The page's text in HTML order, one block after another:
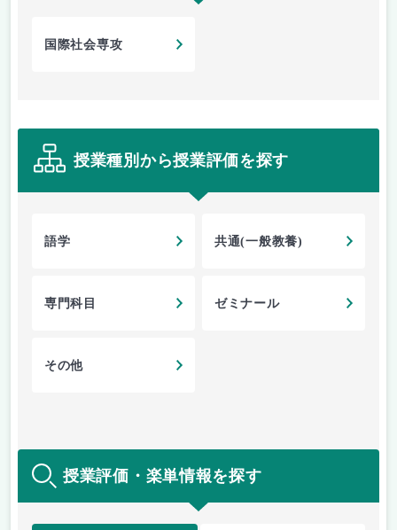
国際社会専攻
授業種別から授業評価を探す
語学 共通(一般教養)
専門科目 ゼミナール
その他
授業評価・楽単情報を探す